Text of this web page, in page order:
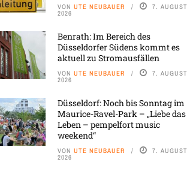
VON UTE NEUBAUER 7. AUGUST
2026
Benrath: Im Bereich des
Düsseldorfer Südens kommt es
aktuell zu Stromausfällen
VON UTE NEUBAUER 7. AUGUST
2026
Düsseldorf: Noch bis Sonntag im
Maurice-Ravel-Park – „Liebe das
Leben – pempelfort music
weekend“
VON UTE NEUBAUER 7. AUGUST
2026